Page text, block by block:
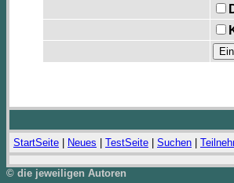
StartSeite Neues TestSeite Suchen
© die jeweiligen Autoren